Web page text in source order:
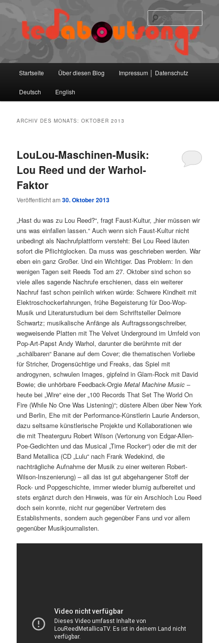
springen
springen
Startseite Über diesen Blog Impressum │ Datenschutz
Deutsch English
ARCHIV DES MONATS:OKTOBER 2013
LouLou-Maschinen-Musik:
Lou Reed und der Warhol-
Faktor
Veröffentlicht am30. Oktober 2013
„Hast du was zu Lou Reed?“, fragt Faust-Kultur, „hier müssen wir
uns was einfallen lassen.“ Auch wenn sich Faust-Kultur nicht
unbedingt als Nachrufplattform versteht: Bei Lou Reed läuten
sofort die Pflichtglocken. Da muss was geschrieben werden. War
eben ein ganz Großer. Und ein Wichtiger. Das Problem: In den
wenigen Tagen seit Reeds Tod am 27. Oktober sind schon so
viele alles sagende Nachrufe erschienen, dass ein weiterer
Nachruf fast schon peinlich wirken würde: Schwere Kindheit mit
Elektroschockerfahrungen, frühe Begeisterung für Doo-Wop-
Musik und Literaturstudium bei dem Schriftsteller Delmore
Schwartz; musikalische Anfänge als Auftragssongschreiber,
wegweisende Platten mit The Velvet Underground im Umfeld von
Pop-Art-Papst Andy Warhol, darunter die berühmte mit der
„schälbaren“ Banane auf dem Cover; die thematischen Vorliebe
für Stricher, Drogensüchtige und Freaks, das Spiel mit
androgynen, schwulen Images, gipfelnd in Glam-Rock mit David
Bowie; die unhörbare Feedback-OrgieMetal Machine Music –
heute bei „Wire“ eine der „100 Records That Set The World On
Fire (While No One Was Listening)“; düstere Alben über New York
und Berlin, Ehe mit der Performance-Künstlerin Laurie Anderson,
dazu seltsame künstlerische Projekte und Kollaborationen wie
die mit Theaterguru Robert Wilson (Vertonung von Edgar-Allen-
Poe-Gedichten und das Musical „Time Rocker“) oder die mit der
Band Metallica (CD „Lulu“ nach Frank Wedekind, die
nachträgliche Aufnahme der Musik zu einer weiteren Robert-
Wilson-Inszenierung) – all das ist gut abgehangener Stoff der
Rock- und Popgeschichte, immer wieder blumig aufbereitet und
stets ergänzt durch den Hinweis, was für ein Arschloch Lou Reed
doch sein konnte, nicht nur gegenüber Vertretern des
Establishments, sondern auch gegenüber Fans und vor allem
gegenüber Musikjournalisten.